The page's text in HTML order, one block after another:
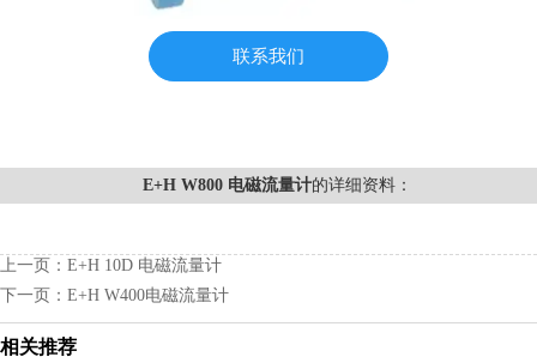
联系我们
E+H W800 电磁流量计的详细资料：
上一页： E+H 10D 电磁流量计
下一页： E+H W400电磁流量计
相关推荐